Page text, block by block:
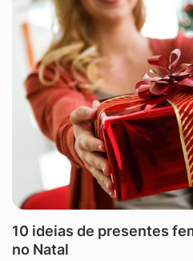
10 ideias de presentes
no Natal